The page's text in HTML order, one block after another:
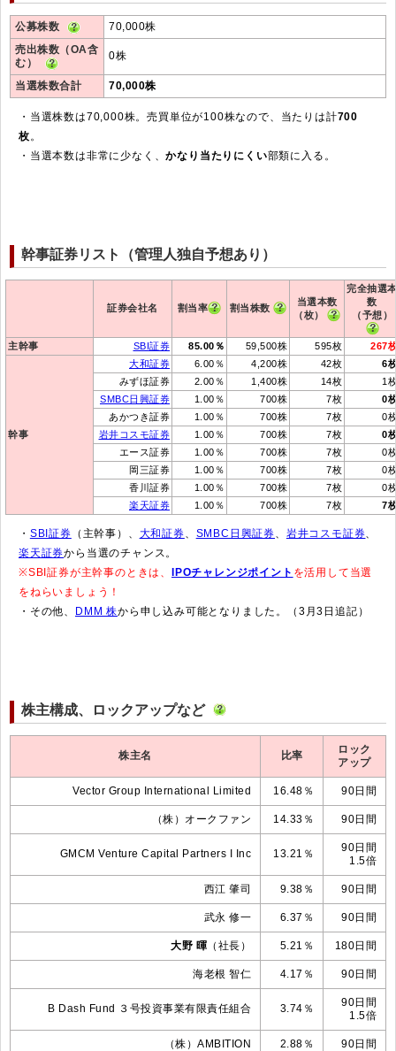
公募株数
70,000株
売出株数（OA含
む）
0株
当選株数合計 70,000株
・当選株数は70,000株。売買単位が100株なので、当たりは計700
枚。
・当選本数は非常に少なく、かなり当たりにくい部類に入る。
幹事証券リスト（管理人独自予想あり）
証券会社名 割当率 割当株数
当選本数
（枚）
完全抽選
数
（予想）
主幹事 SBI証券 85.00％ 59,500株 595枚 267
幹事
大和証券 6.00％ 4,200株 42枚
6
みずほ証券
2.00％ 1,400株 14枚
1
SMBC日興証券
1.00％ 700株 7枚
0
あかつき証券
1.00％ 700株 7枚
0
岩井コスモ証券
1.00％ 700株 7枚
0
エース証券
1.00％ 700株 7枚
0
岡三証券
1.00％ 700株 7枚
0
香川証券
1.00％ 700株 7枚
0
楽天証券
1.00％ 700株 7枚 7
・ SBI証券 （主幹事）、 大和証券、 SMBC日興証券、 岩井コスモ証券、
楽天証券から当選のチャンス。
※SBI証券が主幹事のときは、
IPOチャレンジポイント を活用して当選
をねらいましょう！
・その他、
DMM 株から申し込み可能となりました。（3月3日追記）
株主構成、ロックアップなど
株主名 比率
ロック
アップ
Vector Group International Limited 16.48％ 90日間
（株）オークファン 14.33％ 90日間
GMCM Venture Capital Partners I Inc 13.21％
90日間
1.5倍
西江 肇司 9.38％ 90日間
武永 修一 6.37％ 90日間
大野 暉 （社長） 5.21％ 180日間
海老根 智仁 4.17％ 90日間
B Dash Fund ３号投資事業有限責任組合 3.74％
90日間
1.5倍
（株）AMBITION 2.88％ 90日間